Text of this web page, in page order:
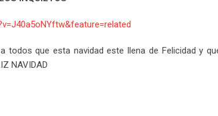
todos que esta navidad este llena de Felicidad y
NAVIDAD